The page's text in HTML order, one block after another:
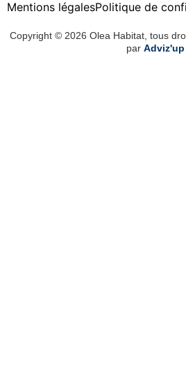
Copyright © 2026 Olea Habitat, tous
par Adviz'up
Mentions légalesPolitique de